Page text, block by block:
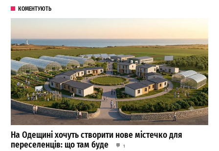
КОМЕНТУЮТЬ
На Одещині хочуть створити нове містечко для
переселенців: що там буде
1